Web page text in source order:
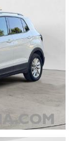
corrispondono alle
può
alle vendite.
dedicati, la